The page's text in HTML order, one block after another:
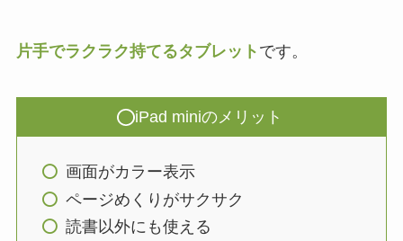
片手でラクラク持てるタブレット です。
iPad miniのメリット
画面がカラー表示
ページめくりがサクサク
読書以外にも使える